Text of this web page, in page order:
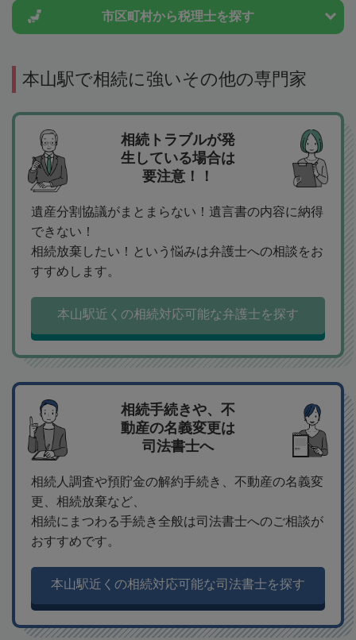
市区町村から税理士を探す
本山駅で相続に強いその他の専門家
相続トラブルが発
生している場合は
要注意！！
遺産分割協議がまとまらない！遺言書の内容に納得
できない！
相続放棄したい！という悩みは弁護士への相談をお
すすめします。
本山駅近くの相続対応可能な弁護士を探す
相続手続きや、不
動産の名義変更は
司法書士へ
相続人調査や預貯金の解約手続き、不動産の名義変
更、相続放棄など、
相続にまつわる手続き全般は司法書士へのご相談が
おすすめです。
本山駅近くの相続対応可能な司法書士を探す